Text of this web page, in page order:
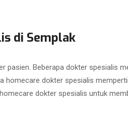
di Semplak
pasien. Beberapa dokter spesialis
homecare dokter spesialis
dokter spesialis untuk